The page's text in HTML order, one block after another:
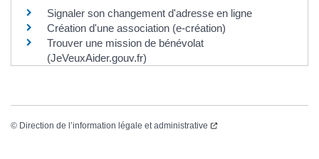
Signaler son changement d'adresse en ligne
Création d'une association (e-création)
Trouver une mission de bénévolat
(JeVeuxAider.gouv.fr)
© Direction de l’information légale et administrative